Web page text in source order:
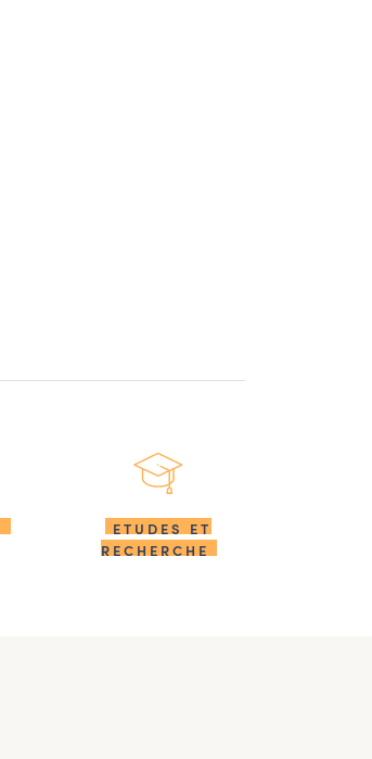
ETUDES ET
RECHERCHE